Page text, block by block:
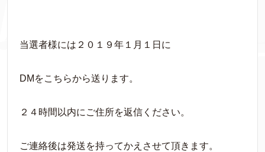
当選者様には２０１９年１月１日に
DMをこちらから送ります。
２４時間以内にご住所を返信ください。
ご連絡後は発送を持ってかえさせて頂きます。